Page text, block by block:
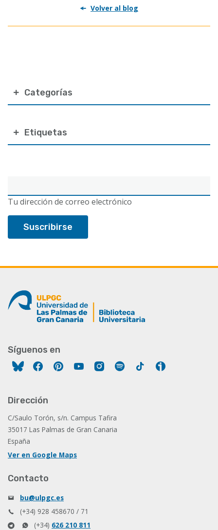
electrónico
Tu dirección de correo electrónico
Categorías
Etiquetas
Volver al blog
Síguenos en
FacebookPinterestYouTubeInstagram
Spotify Tiktok
Dirección
C/Saulo Torón, s/n. Campus Tafira
35017 Las Palmas de Gran Canaria
España
Ver en Google Maps
Contacto
bu@ulpgc.es
(+34) 928 458670 / 71
(+34) 626 210 811